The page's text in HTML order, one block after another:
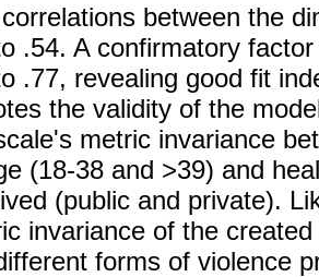
between the
.54. A confirmatory
.77, revealing good fit
the validity of the
metric invariance
(18-38 and >39) and
(public and private).
invariance of the
forms of violence